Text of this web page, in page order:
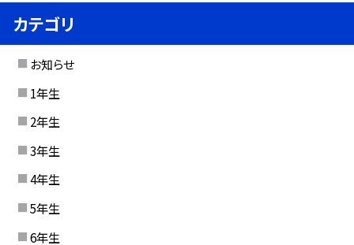
カテゴリ
お知らせ
1年生
2年生
3年生
4年生
5年生
6年生